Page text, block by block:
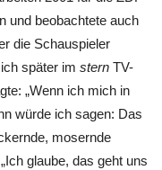
und beobachtete auch
die Schauspieler
später im stern TV-
„Wenn ich mich in
würde ich sagen: Das
mosernde
glaube, das geht uns